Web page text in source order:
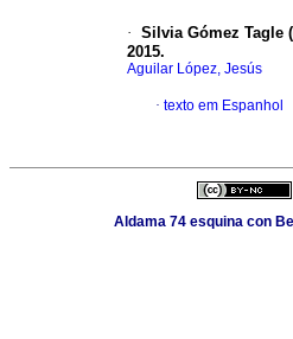
· Silvia Gómez Tagle
2015.
Aguilar López, Jesús
· texto em Espanhol
Aldama 74 esquina con